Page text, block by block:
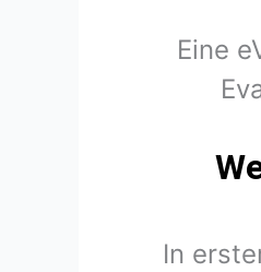
Eine
In